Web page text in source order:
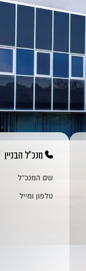
מנכ"ל הבניין
שם המנכ״ל
טלפון ומייל